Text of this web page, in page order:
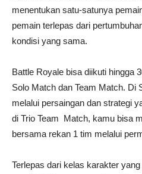
menentukan satu-satunya
pemain terlepas dari
kondisi yang sama.
Battle Royale bisa diikuti hingga
Solo Match dan Team Match. Di
melalui persaingan dan strategi
di Trio Team Match, kamu bisa
bersama rekan 1 tim melalui
Terlepas dari kelas karakter